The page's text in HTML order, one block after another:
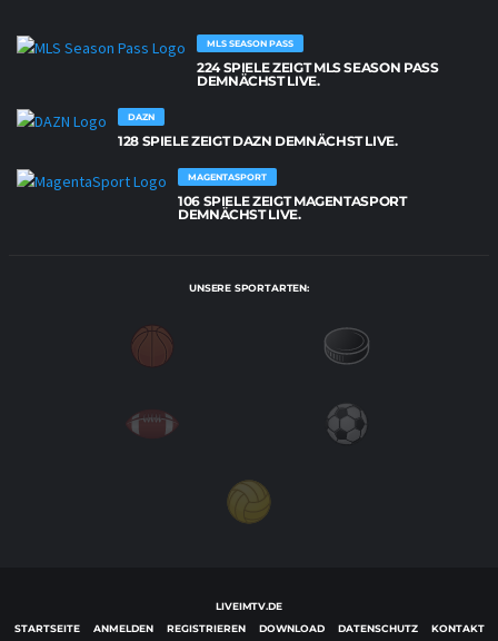
MLS SEASON PASS
224 SPIELE ZEIGT MLS SEASON PASS
DEMNÄCHST LIVE.
DAZN
128 SPIELE ZEIGT DAZN DEMNÄCHST LIVE.
MAGENTASPORT
106 SPIELE ZEIGT MAGENTASPORT
DEMNÄCHST LIVE.
UNSERE SPORTARTEN:
LIVEIMTV.DE
STARTSEITE
ANMELDEN REGISTRIEREN DOWNLOAD DATENSCHUTZ KONTAKT